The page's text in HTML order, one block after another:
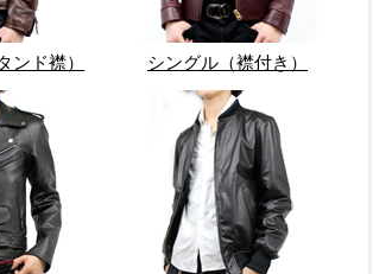
ンド襟） シングル（襟付き）